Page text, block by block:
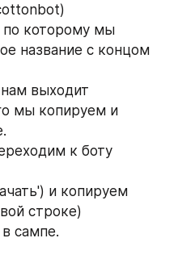
которому мы
название с концом
выходит
мы копируем и
к боту
и копируем
строке)
сампе.